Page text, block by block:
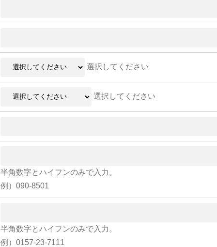
選択してください
選択してください
半角数字とハイフンのみで入力。
例）090-8501
半角数字とハイフンのみで入力。
例）0157-23-7111